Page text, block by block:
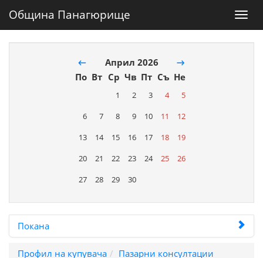
Община Панагюрище
← Април 2026
→
По Вт Ср Чв Пт Съ Не
1 2 3 4
5
6
7 8 9 10 11
12
13
14 15 16 17 18
19
20
21 22 23 24 25
26
27
28 29 30
Покана
Профил на купувача
Пазарни консултации